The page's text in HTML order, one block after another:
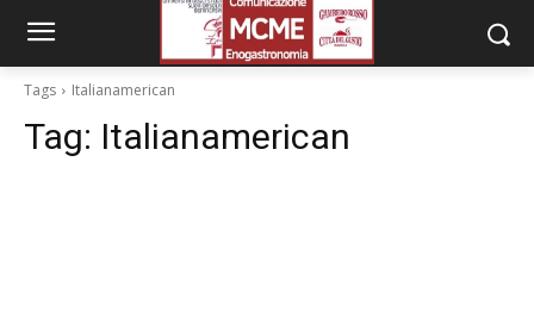
Tags Italianamerican
Tag: Italianamerican